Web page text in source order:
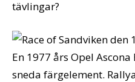
tävlingar?
En 1977 års Opel Ascona
sneda färgelement.